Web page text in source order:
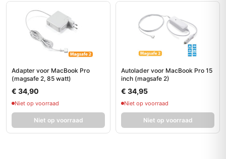
Adapter voor MacBook Pro
(magsafe 2, 85 watt)
€ 34,90
Niet op voorraad
Niet op voorraad
Autolader voor MacBook Pro 15
inch (magsafe 2)
€ 34,95
Niet op voorraad
Niet op voorraad